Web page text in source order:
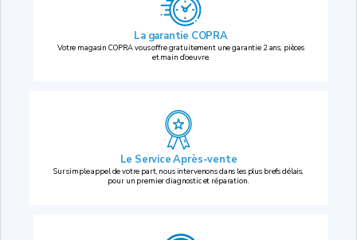
La garantie COPRA
Votre magasin COPRA vous offre gratuitement une garantie 2 ans, pièces
et main d’oeuvre.
Le Service Après-vente
Sur simple appel de votre part, nous intervenons dans les plus brefs délais,
pour un premier diagnostic et réparation.